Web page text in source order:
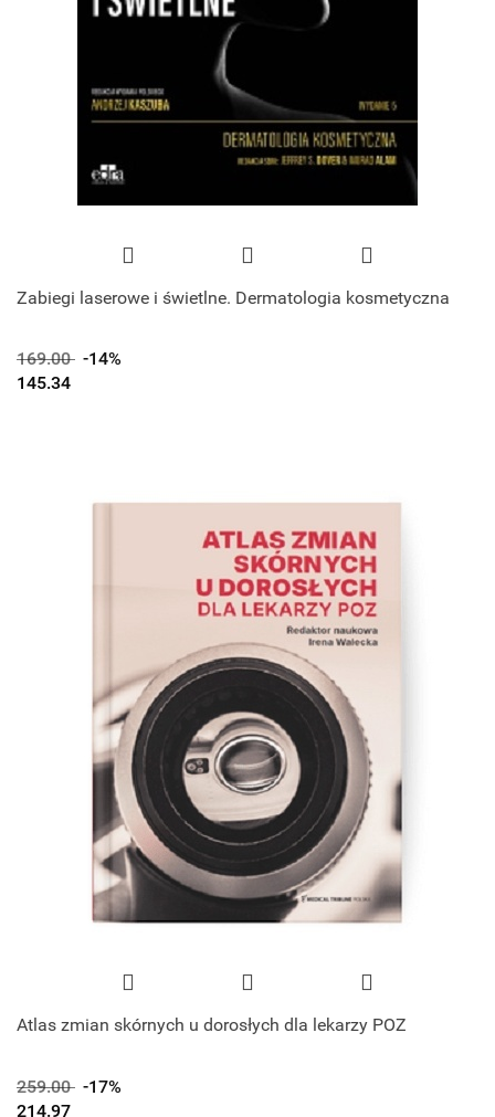
Zabiegi laserowe i świetlne. Dermatologia kosmetyczna
169.00 -14%
145.34
Atlas zmian skórnych u dorosłych dla lekarzy POZ
259.00 -17%
214.97